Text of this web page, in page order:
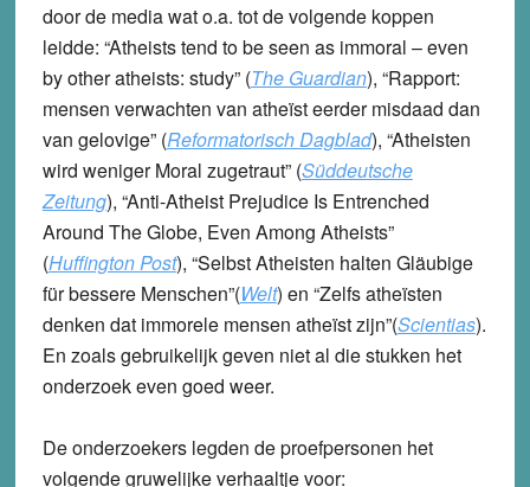
door de media wat o.a. tot de volgende koppen
leidde: “Atheists tend to be seen as immoral – even
by other atheists: study” (The Guardian), “Rapport:
mensen verwachten van atheïst eerder misdaad dan
van gelovige” (Reformatorisch Dagblad), “Atheisten
wird weniger Moral zugetraut” (Süddeutsche
Zeitung), “Anti-Atheist Prejudice Is Entrenched
Around The Globe, Even Among Atheists”
(Huffington Post), “Selbst Atheisten halten Gläubige
für bessere Menschen”(Welt) en “Zelfs atheïsten
denken dat immorele mensen atheïst zijn”(Scientias).
En zoals gebruikelijk geven niet al die stukken het
onderzoek even goed weer.
De onderzoekers legden de proefpersonen het
volgende gruwelijke verhaaltje voor: